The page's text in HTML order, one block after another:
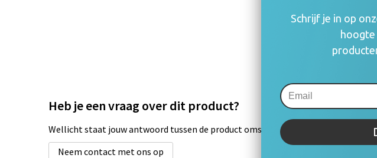
Heb je een vraag over dit product?
Wellicht staat jouw antwoord tussen de product omschrijving of specificaties.
Neem contact met ons op
Schrijf je in op
hoogte